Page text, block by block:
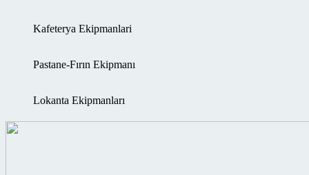
Kafeterya Ekipmanlari
Pastane-Fırın Ekipmanı
Lokanta Ekipmanları